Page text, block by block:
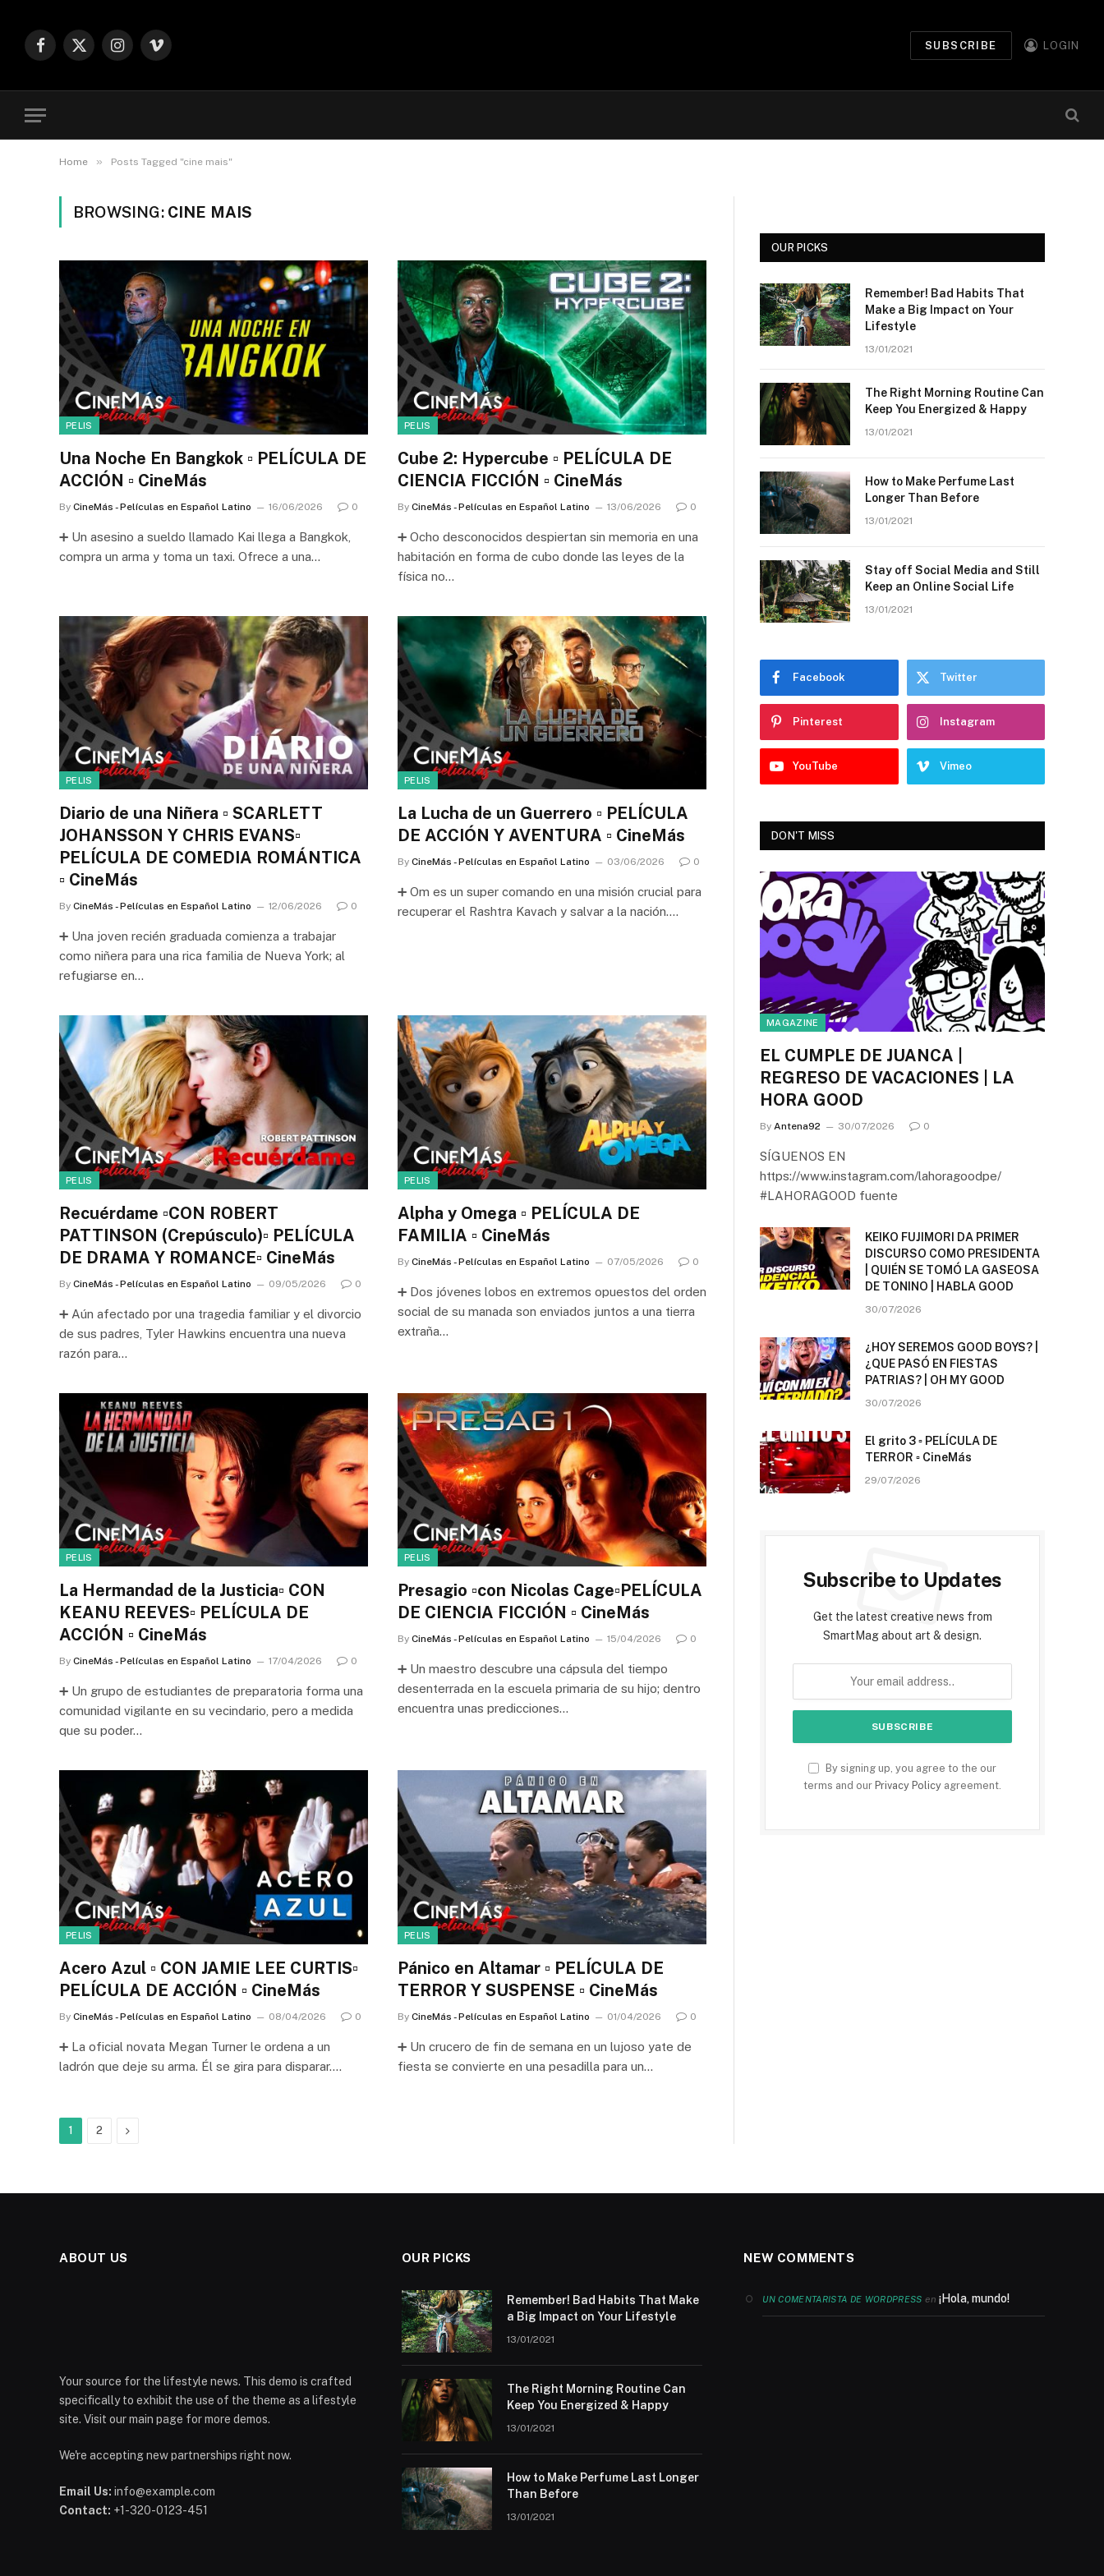
Facebook
X
Instagram
Vimeo
SUBSCRIBE LOGIN
Home » Posts Tagged "cine mais"
BROWSING: CINE MAIS
PELIS
Una Noche En Bangkok ▫️ PELÍCULA DE
ACCIÓN ▫️ CineMás
By CineMás - Películas en Español Latino 16/06/2026 0
➕ Un asesino a sueldo llamado Kai llega a Bangkok,
compra un arma y toma un taxi. Ofrece a una…
PELIS
Cube 2: Hypercube ▫️ PELÍCULA DE
CIENCIA FICCIÓN ▫️ CineMás
By CineMás - Películas en Español Latino 13/06/2026 0
➕ Ocho desconocidos despiertan sin memoria en una
habitación en forma de cubo donde las leyes de la
física no…
PELIS
Diario de una Niñera ▫️ SCARLETT
JOHANSSON Y CHRIS EVANS▫️
PELÍCULA DE COMEDIA ROMÁNTICA
▫️ CineMás
By CineMás - Películas en Español Latino 12/06/2026 0
➕ Una joven recién graduada comienza a trabajar
como niñera para una rica familia de Nueva York; al
refugiarse en…
PELIS
La Lucha de un Guerrero ▫️ PELÍCULA
DE ACCIÓN Y AVENTURA ▫️ CineMás
By CineMás - Películas en Español Latino 03/06/2026 0
➕ Om es un super comando en una misión crucial para
recuperar el Rashtra Kavach y salvar a la nación.…
PELIS
Recuérdame ▫️CON ROBERT
PATTINSON (Crepúsculo)▫️ PELÍCULA
DE DRAMA Y ROMANCE▫️ CineMás
By CineMás - Películas en Español Latino 09/05/2026 0
➕ Aún afectado por una tragedia familiar y el divorcio
de sus padres, Tyler Hawkins encuentra una nueva
razón para…
PELIS
Alpha y Omega ▫️ PELÍCULA DE
FAMILIA ▫️ CineMás
By CineMás - Películas en Español Latino 07/05/2026 0
➕ Dos jóvenes lobos en extremos opuestos del orden
social de su manada son enviados juntos a una tierra
extraña…
PELIS
La Hermandad de la Justicia▫️ CON
KEANU REEVES▫️ PELÍCULA DE
ACCIÓN ▫️ CineMás
By CineMás - Películas en Español Latino 17/04/2026 0
➕ Un grupo de estudiantes de preparatoria forma una
comunidad vigilante en su vecindario, pero a medida
que su poder…
PELIS
Presagio ▫️con Nicolas Cage▫️PELÍCULA
DE CIENCIA FICCIÓN ▫️ CineMás
By CineMás - Películas en Español Latino 15/04/2026 0
➕ Un maestro descubre una cápsula del tiempo
desenterrada en la escuela primaria de su hijo; dentro
encuentra unas predicciones…
PELIS
Acero Azul ▫️ CON JAMIE LEE CURTIS▫️
PELÍCULA DE ACCIÓN ▫️ CineMás
By CineMás - Películas en Español Latino 08/04/2026 0
➕ La oficial novata Megan Turner le ordena a un
ladrón que deje su arma. Él se gira para disparar.…
PELIS
Pánico en Altamar ▫️ PELÍCULA DE
TERROR Y SUSPENSE ▫️ CineMás
By CineMás - Películas en Español Latino 01/04/2026 0
➕ Un crucero de fin de semana en un lujoso yate de
fiesta se convierte en una pesadilla para un…
1 2 Next
OUR PICKS
Remember! Bad Habits That
Make a Big Impact on Your
Lifestyle
13/01/2021
The Right Morning Routine Can
Keep You Energized & Happy
13/01/2021
How to Make Perfume Last
Longer Than Before
13/01/2021
Stay off Social Media and Still
Keep an Online Social Life
13/01/2021
Facebook Twitter
Pinterest Instagram
YouTube Vimeo
DON'T MISS
MAGAZINE
EL CUMPLE DE JUANCA |
REGRESO DE VACACIONES | LA
HORA GOOD
By Antena92 30/07/2026 0
SÍGUENOS EN
https://www.instagram.com/lahoragoodpe/
#LAHORAGOOD fuente
KEIKO FUJIMORI DA PRIMER
DISCURSO COMO PRESIDENTA
| QUIÉN SE TOMÓ LA GASEOSA
DE TONINO | HABLA GOOD
30/07/2026
¿HOY SEREMOS GOOD BOYS? |
¿QUE PASÓ EN FIESTAS
PATRIAS? | OH MY GOOD
30/07/2026
El grito 3 ▫️ PELÍCULA DE
TERROR ▫️ CineMás
29/07/2026
Subscribe to Updates
Get the latest creative news from
SmartMag about art & design.
By signing up, you agree to the our
terms and our Privacy Policy agreement.
ABOUT US
Your source for the lifestyle news. This demo is crafted
specifically to exhibit the use of the theme as a lifestyle
site. Visit our main page for more demos.
We're accepting new partnerships right now.
Email Us: info@example.com
Contact: +1-320-0123-451
OUR PICKS
Remember! Bad Habits That Make
a Big Impact on Your Lifestyle
13/01/2021
The Right Morning Routine Can
Keep You Energized & Happy
13/01/2021
How to Make Perfume Last Longer
Than Before
13/01/2021
NEW COMMENTS
UN COMENTARISTA DE WORDPRESS en ¡Hola, mundo!